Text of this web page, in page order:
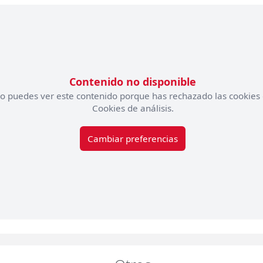
Contenido no disponible
puedes ver este contenido porque has rechazado las cookies
Cookies de análisis.
Cambiar preferencias